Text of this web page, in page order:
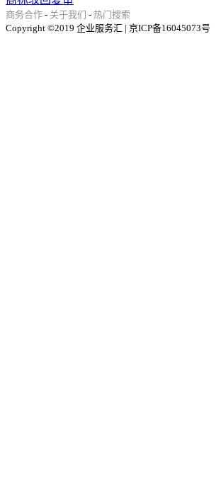
商务合作 - 关于我们 - 热门搜索
Copyright ©2019 企业服务汇 | 京ICP备16045073号